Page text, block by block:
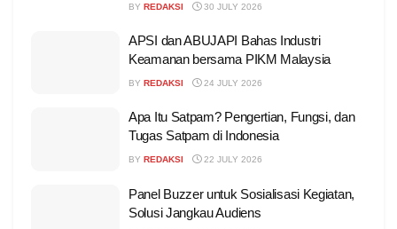
BY REDAKSI 30 JULY 2026
APSI dan ABUJAPI Bahas Industri
Keamanan bersama PIKM Malaysia
BY REDAKSI 24 JULY 2026
Apa Itu Satpam? Pengertian, Fungsi, dan
Tugas Satpam di Indonesia
BY REDAKSI 22 JULY 2026
Panel Buzzer untuk Sosialisasi Kegiatan,
Solusi Jangkau Audiens